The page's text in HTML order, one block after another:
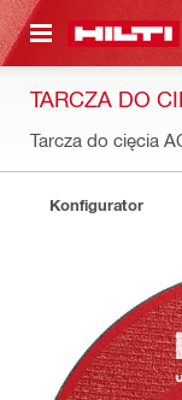
GŁÓWNEJ
TARCZA DO
Tarcza do cięcia
Konfigurator